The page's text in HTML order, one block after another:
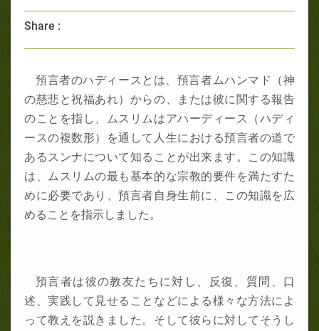
Share :
預言者のハディースとは、預言者ムハンマド（神
の慈悲と祝福あれ）からの、または彼に関する報告
のことを指し、ムスリムはアハーディース（ハディ
ースの複数形）を通して人生における預言者の道で
あるスンナについて知ることが出来ます。この知識
は、ムスリムの最も基本的な宗教的要件を満たすた
めに必要であり、預言者自身生前に、この知識を広
めることを指示しました。
預言者は彼の教友たちに対し、反復、質問、口
述、実践して見せることなどによる様々な方法によ
って教えを説きました。そして彼らに対してそうし